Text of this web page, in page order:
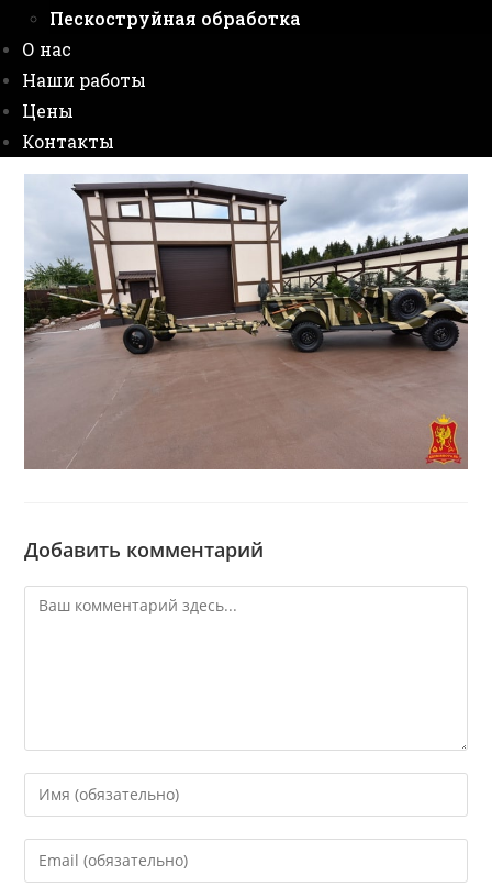
Пескоструйная обработка
О нас
Наши работы
Цены
Контакты
Добавить комментарий
Комментарий
Введите
свое
имя
или
Введите
свой